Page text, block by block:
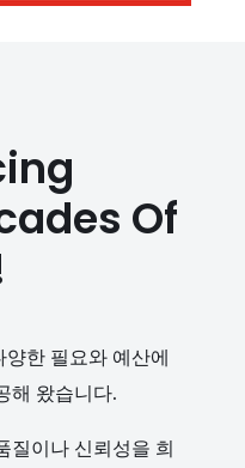
Of
한 필요와 예산에
해 왔습니다.
질이나 신뢰성을 희